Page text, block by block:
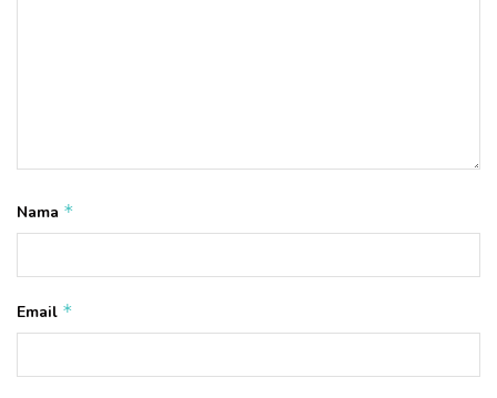
Nama *
Email *